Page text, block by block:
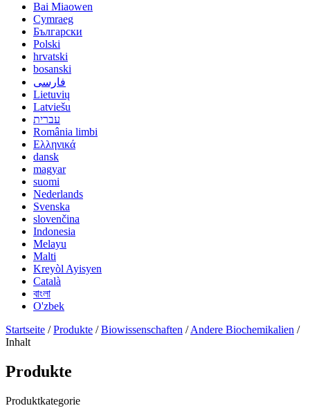
Bai Miaowen
Cymraeg
Български
Polski
hrvatski
bosanski
فارسی
Lietuvių
Latviešu
עברית
România limbi
Ελληνικά
dansk
magyar
suomi
Nederlands
Svenska
slovenčina
Indonesia
Melayu
Malti
Kreyòl Ayisyen
Català
বাংলা
O'zbek
Startseite /Produkte /Biowissenschaften /Andere Biochemikalien /
Inhalt
Produkte
Produktkategorie